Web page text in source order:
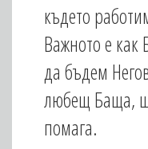
където
Важното е как
да бъдем
любещ Баща,
помага.